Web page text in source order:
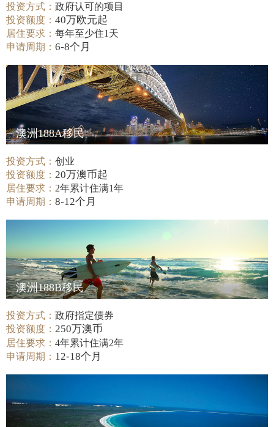
投资方式：政府认可的项目
投资额度：40万欧元起
居住要求：每年至少住1天
申请周期：6-8个月
澳洲188A移民
投资方式：创业
投资额度： 20万澳币起
居住要求： 2年累计住满1年
申请周期：8-12个月
澳洲188B移民
投资方式：政府指定债券
投资额度： 250万澳币
居住要求：4年累计住满2年
申请周期： 12-18个月